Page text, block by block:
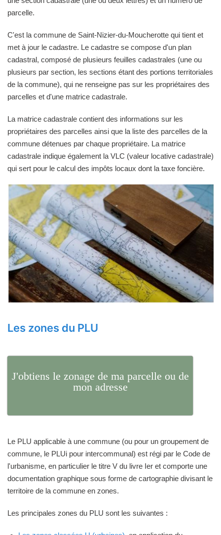
parcelle.
C'est la commune de Saint-Nizier-du-Moucherotte qui tient et
met à jour le cadastre. Le cadastre se compose d'un plan
cadastral, composé de plusieurs feuilles cadastrales (une ou
plusieurs par section, les sections étant des portions territoriales
de la commune), qui ne renseigne pas sur les propriétaires des
parcelles et d'une matrice cadastrale.
La matrice cadastrale contient des informations sur les
propriétaires des parcelles ainsi que la liste des parcelles de la
commune détenues par chaque propriétaire. La matrice
cadastrale indique également la VLC (valeur locative cadastrale)
qui sert pour le calcul des impôts locaux dont la taxe foncière.
Les zones du PLU
J'obtiens le zonage de ma parcelle ou de
mon adresse
Le PLU applicable à une commune (ou pour un groupement de
commune, le PLUi pour intercommunal) est régi par le Code de
l'urbanisme, en particulier le titre V du livre Ier et comporte une
documentation graphique sous forme de cartographie divisant le
territoire de la commune en zones.
Les principales zones du PLU sont les suivantes :